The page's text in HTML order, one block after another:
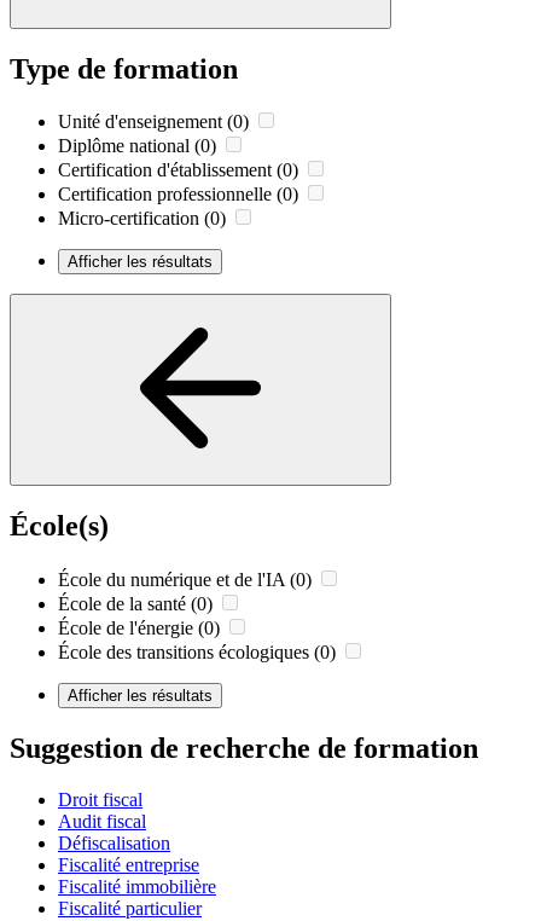
Type de formation
Unité d'enseignement (0)
Diplôme national (0)
Certification d'établissement (0)
Certification professionnelle (0)
Micro-certification (0)
Afficher les résultats
École(s)
École du numérique et de l'IA (0)
École de la santé (0)
École de l'énergie (0)
École des transitions écologiques (0)
Afficher les résultats
Suggestion de recherche de formation
Droit fiscal
Audit fiscal
Défiscalisation
Fiscalité entreprise
Fiscalité immobilière
Fiscalité particulier